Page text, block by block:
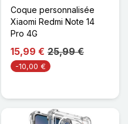
Coque personnalisée
Xiaomi Redmi Note 14
Pro 4G
15,99 € 25,99 €
-10,00 €